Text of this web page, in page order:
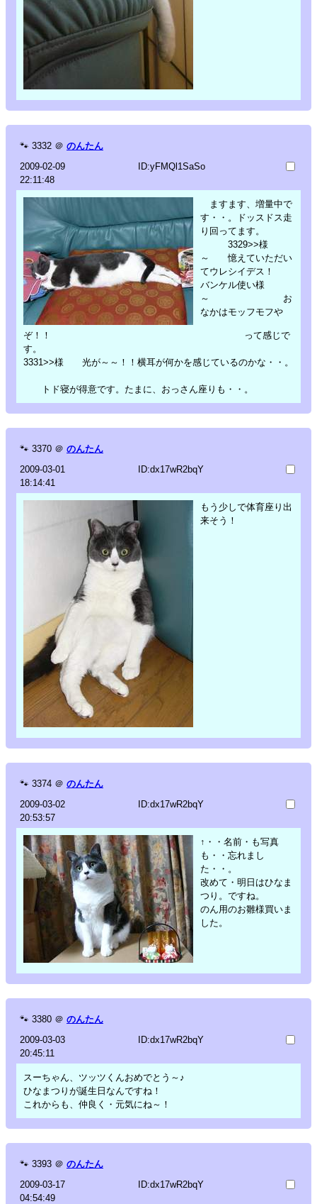
🐾 3332 ＠ のんたん
2009-02-09
22:11:48
ID:yFMQl1SaSo
ますます、増量中で
す・・。ドッスドス走
り回ってます。
3329>>様
～ 憶えていただい
てウレシイデス！
バンケル使い様
～ お
なかはモッフモフや
ぞ！！ って感じで
す。
3331>>様 光が～～！！横耳が何かを感じているのかな・・。
トド寝が得意です。たまに、おっさん座りも・・。
🐾 3370 ＠ のんたん
2009-03-01
18:14:41
ID:dx17wR2bqY
もう少しで体育座り出
来そう！
🐾 3374 ＠ のんたん
2009-03-02
20:53:57
ID:dx17wR2bqY
↑・・名前・も写真
も・・忘れまし
た・・。
改めて・明日はひなま
つり。ですね。
のん用のお雛様買いま
した。
🐾 3380 ＠ のんたん
2009-03-03
20:45:11
ID:dx17wR2bqY
スーちゃん、ツッツくんおめでとう～♪
ひなまつりが誕生日なんですね！
これからも、仲良く・元気にね～！
🐾 3393 ＠ のんたん
2009-03-17
04:54:49
ID:dx17wR2bqY